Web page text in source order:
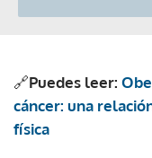
🔗Puedes leer:
cáncer: una
física